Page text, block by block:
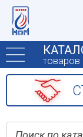
товаров